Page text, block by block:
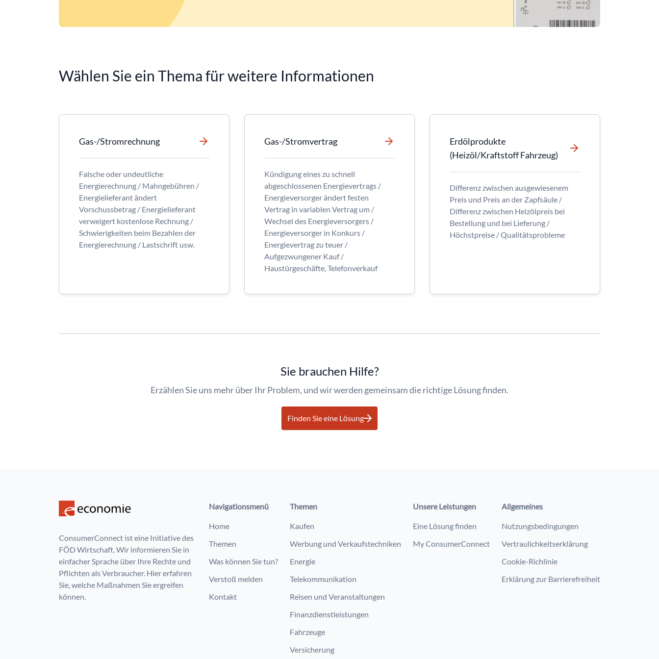
Wählen Sie ein Thema für weitere Informationen
Gas-/Stromrechnung
Falsche oder undeutliche
Energierechnung / Mahngebühren /
Energielieferant ändert
Vorschussbetrag / Energielieferant
verweigert kostenlose Rechnung /
Schwierigkeiten beim Bezahlen der
Energierechnung / Lastschrift usw.
Gas-/Stromvertrag
Kündigung eines zu schnell
abgeschlossenen Energievertrags /
Energieversorger ändert festen
Vertrag in variablen Vertrag um /
Wechsel des Energieversorgers /
Energieversorger in Konkurs /
Energievertrag zu teuer /
Aufgezwungener Kauf /
Haustürgeschäfte, Telefonverkauf
Erdölprodukte
(Heizöl/Kraftstoff Fahrzeug)
Differenz zwischen ausgewiesenem
Preis und Preis an der Zapfsäule /
Differenz zwischen Heizölpreis bei
Bestellung und bei Lieferung /
Höchstpreise / Qualitätsprobleme
Sie brauchen Hilfe?
Erzählen Sie uns mehr über Ihr Problem, und wir werden gemeinsam die richtige Lösung finden.
Finden Sie eine Lösung
ConsumerConnect ist eine Initiative des
FÖD Wirtschaft. Wir informieren Sie in
einfacher Sprache über Ihre Rechte und
Pflichten als Verbraucher. Hier erfahren
Sie, welche Maßnahmen Sie ergreifen
können.
Navigationsmenü
Home
Themen
Was können Sie tun?
Verstoß melden
Kontakt
Themen
Kaufen
Werbung und Verkaufstechniken
Energie
Telekommunikation
Reisen und Veranstaltungen
Finanzdienstleistungen
Fahrzeuge
Versicherung
Unsere Leistungen
Eine Lösung finden
My ConsumerConnect
Allgemeines
Nutzungsbedingungen
Vertraulichkeitserklärung
Cookie-Richlinie
Erklärung zur Barrierefreiheit